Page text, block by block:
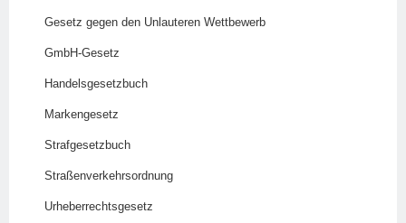
Gesetz gegen den Unlauteren Wettbewerb
GmbH-Gesetz
Handelsgesetzbuch
Markengesetz
Strafgesetzbuch
Straßenverkehrsordnung
Urheberrechtsgesetz